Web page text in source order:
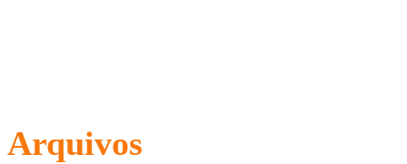
Arquivos